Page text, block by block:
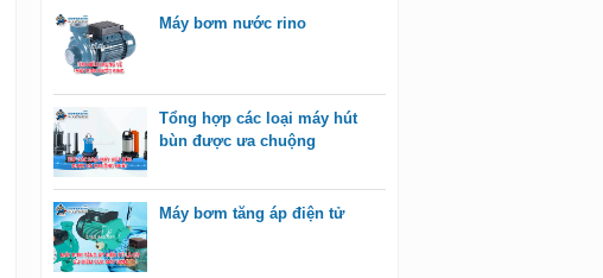
Máy bơm nước rino
Tổng hợp các loại máy hút
bùn được ưa chuộng
Máy bơm tăng áp điện tử